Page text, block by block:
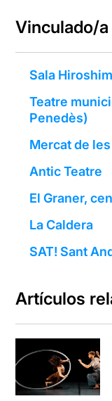
Vinculado/a
Sala
Teatre
Penedès)
Mercat de
Antic Teatre
El Graner,
La Caldera
SAT! Sant
Artículos